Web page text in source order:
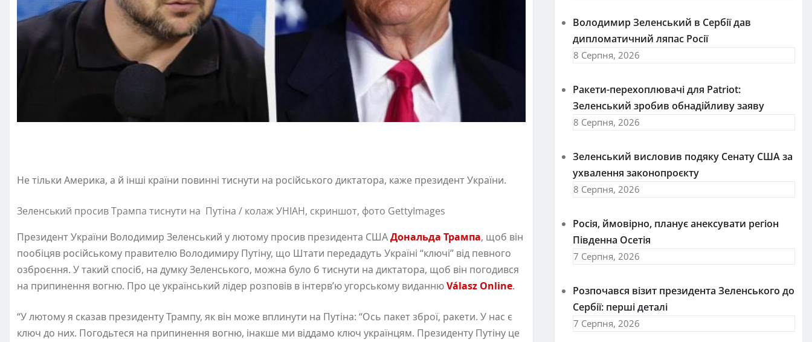
Не тільки Америка, а й інші країни повинні тиснути на російського диктатора, каже президент України.
Зеленський просив Трампа тиснути на Путіна / колаж УНІАН, скриншот, фото GettyImages
Президент України Володимир Зеленський у лютому просив президента СШАДональда Трампа, щоб він
пообіцяв російському правителю Володимиру Путіну, що Штати передадуть Україні “ключі” від певного
озброєння. У такий спосіб, на думку Зеленського, можна було б тиснути на диктатора, щоб він погодився
на припинення вогню. Про це український лідер розповів в інтерв’ю угорському виданнюVálasz Online.
“У лютому я сказав президенту Трампу, як він може вплинути на Путіна: “Ось пакет зброї, ракети. У нас є
ключ до них. Погодьтеся на припинення вогню, інакше ми віддамо ключ українцям. Президенту Путіну це
Володимир Зеленський в Сербії дав
дипломатичний ляпас Росії
8 Серпня, 2026
Ракети-перехоплювачі для Patriot:
Зеленський зробив обнадійливу заяву
8 Серпня, 2026
Зеленський висловив подяку Сенату США за
ухвалення законопроєкту
8 Серпня, 2026
Росія, ймовірно, планує анексувати регіон
Південна Осетія
7 Серпня, 2026
Розпочався візит президента Зеленського до
Сербії: перші деталі
7 Серпня, 2026